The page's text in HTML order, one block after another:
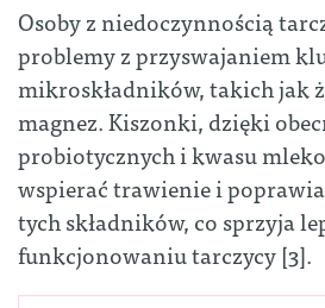
Osoby z niedoczynnością
problemy z przyswajaniem
mikroskładników, takich jak
magnez. Kiszonki, dzięki
probiotycznych i kwasu
wspierać trawienie i
tych składników, co sprzyja
funkcjonowaniu tarczycy [3].